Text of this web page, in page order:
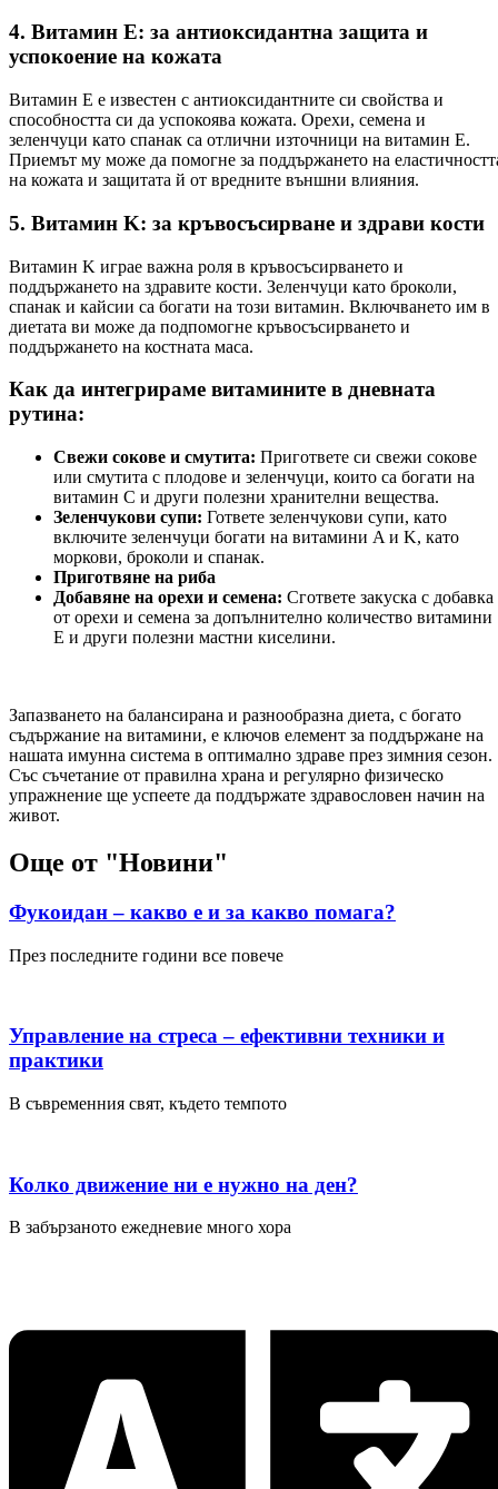
4. Витамин E: за антиоксидантна защита и
успокоение на кожата
Витамин E е известен с антиоксидантните си свойства и
способността си да успокоява кожата. Орехи, семена и
зеленчуци като спанак са отлични източници на витамин E.
Приемът му може да помогне за поддържането на
на кожата и защитата й от вредните външни влияния.
5. Витамин K: за кръвосъсирване и здрави кости
Витамин K играе важна роля в кръвосъсирването и
поддържането на здравите кости. Зеленчуци като броколи,
спанак и кайсии са богати на този витамин. Включването им в
диетата ви може да подпомогне кръвосъсирването и
поддържането на костната маса.
Как да интегрираме витамините в дневната
рутина:
Свежи сокове и смутита: Пригответе си свежи сокове
или смутита с плодове и зеленчуци, които са богати на
витамин C и други полезни хранителни вещества.
Зеленчукови супи: Гответе зеленчукови супи, като
включите зеленчуци богати на витамини A и K, като
моркови, броколи и спанак.
Приготвяне на риба
Добавяне на орехи и семена: Сгответе закуска с добавка
от орехи и семена за допълнително количество витамини
E и други полезни мастни киселини.
Запазването на балансирана и разнообразна диета, с богато
съдържание на витамини, е ключов елемент за поддържане на
нашата имунна система в оптимално здраве през зимния сезон.
Със съчетание от правилна храна и регулярно физическо
упражнение ще успеете да поддържате здравословен начин на
живот.
Още от "Новини"
Фукоидан – какво е и за какво помага?
През последните години все повече
Управление на стреса – ефективни техники и
практики
В съвременния свят, където темпото
Колко движение ни е нужно на ден?
В забързаното ежедневие много хора